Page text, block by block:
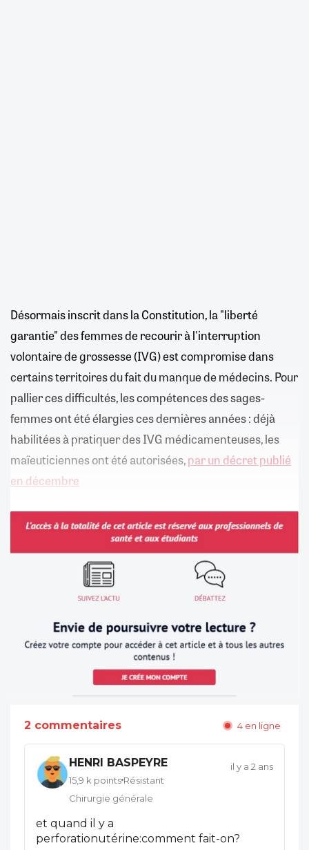
Désormais inscrit dans la Constitution, la "liberté
garantie" des femmes de recourir à l'interruption
volontaire de grossesse (IVG) est compromise dans
certains territoires du fait du manque de médecins. Pour
pallier ces difficultés, les compétences des sages-
femmes ont été élargies ces dernières années : déjà
habilitées à pratiquer des IVG médicamenteuses, les
maïeuticiennes ont été autorisées,par un décret publié
en décembre
2 commentaires 4 en ligne
HENRI BASPEYRE
15,9 k points Résistant
Chirurgie générale
il y a 2 ans
et quand il y a
perforationutérine:comment fait-on?